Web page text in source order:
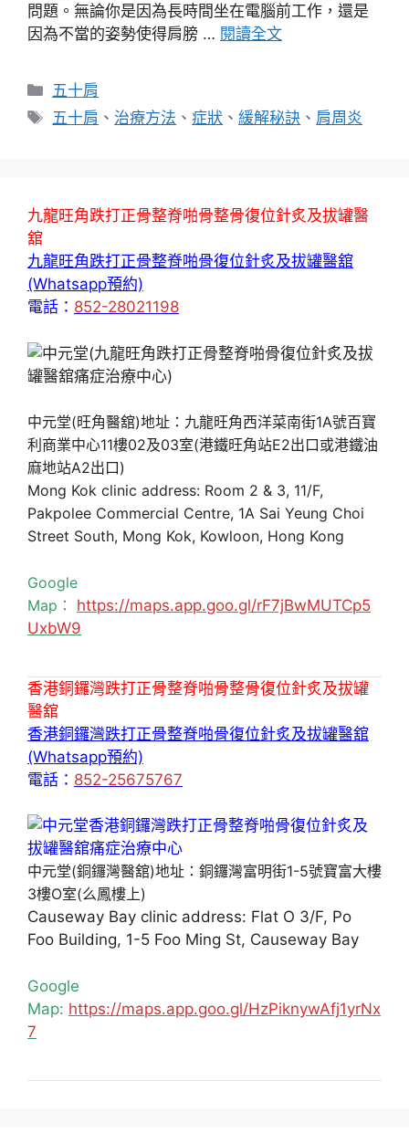
問題。無論你是因為長時間坐在電腦前工作，還是
因為不當的姿勢使得肩膀 … 閱讀全文
分
類
五十肩
標
五十肩 、 治療方法 、症狀 、緩解秘訣 、 肩周炎
九龍旺角跌打正骨整脊啪骨整骨復位針炙及拔罐醫
舘
九龍旺角跌打正骨整脊啪骨復位針炙及拔罐醫舘
(Whatsapp預約)
電話： 852-28021198
中元堂(旺角醫舘)地址：九龍旺角西洋菜南街1A號百寶
利商業中心11樓02及03室(港鐵旺角站E2出口或港鐵油
麻地站A2出口)
Mong Kok clinic address: Room 2 & 3, 11/F,
Pakpolee Commercial Centre, 1A Sai Yeung Choi
Street South, Mong Kok, Kowloon, Hong Kong
Google
Map： https://maps.app.goo.gl/rF7jBwMUTCp5
UxbW9
香港銅鑼灣跌打正骨整脊啪骨整骨復位針炙及拔罐
醫舘
香港銅鑼灣跌打正骨整脊啪骨復位針炙及拔罐醫舘
(Whatsapp預約)
電話： 852-25675767
中元堂(銅鑼灣醫舘)地址：銅鑼灣富明街1-5號寶富大樓
3樓O室(么鳳樓上)
Causeway Bay clinic address: Flat O 3/F, Po
Foo Building, 1-5 Foo Ming St, Causeway Bay
Google
Map: https://maps.app.goo.gl/HzPiknywAfj1yrNx
7